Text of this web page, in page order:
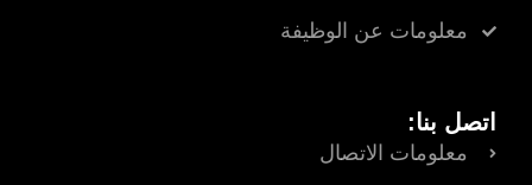
معلومات عن الوظيفة
اتصل بنا:
معلومات الاتصال